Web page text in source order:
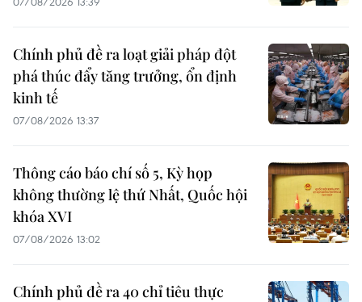
Chính phủ đề ra loạt giải pháp đột
phá thúc đẩy tăng trưởng, ổn định
kinh tế
07/08/2026 13:37
Thông cáo báo chí số 5, Kỳ họp
không thường lệ thứ Nhất, Quốc hội
khóa XVI
07/08/2026 13:02
Chính phủ đề ra 40 chỉ tiêu thực